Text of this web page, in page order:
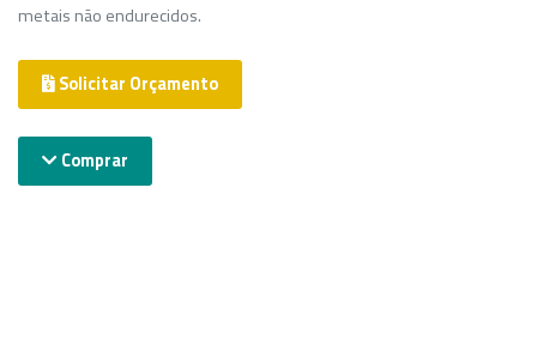
metais não endurecidos.
Solicitar Orçamento
Comprar